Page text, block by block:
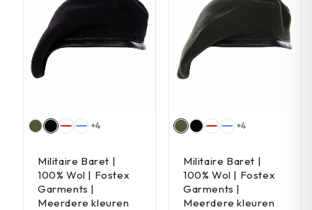
+4
Militaire Baret |
100% Wol | Fostex
Garments |
Meerdere kleuren
+4
Militaire Baret |
100% Wol | Fostex
Garments |
Meerdere kleuren